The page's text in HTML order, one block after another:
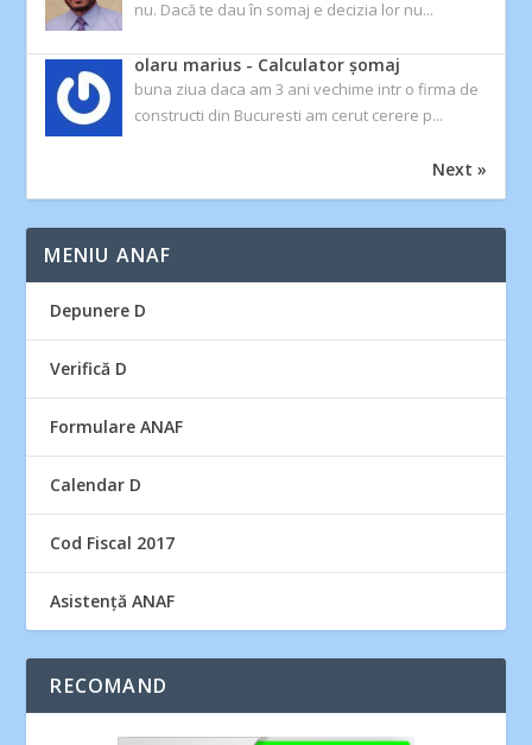
nu. Dacă te dau în somaj e decizia lor nu...
olaru marius - Calculator şomaj
buna ziua daca am 3 ani vechime intr o firma de
constructi din Bucuresti am cerut cerere p...
Next »
MENIU ANAF
Depunere D
Verifică D
Formulare ANAF
Calendar D
Cod Fiscal 2017
Asistență ANAF
RECOMAND